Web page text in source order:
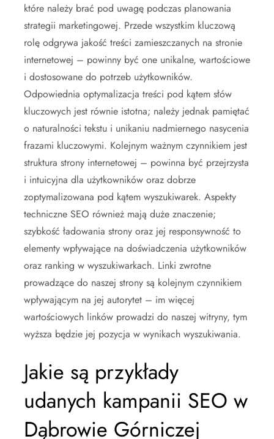
które należy brać pod uwagę podczas planowania
strategii marketingowej. Przede wszystkim kluczową
rolę odgrywa jakość treści zamieszczanych na stronie
internetowej – powinny być one unikalne, wartościowe
i dostosowane do potrzeb użytkowników.
Odpowiednia optymalizacja treści pod kątem słów
kluczowych jest równie istotna; należy jednak pamiętać
o naturalności tekstu i unikaniu nadmiernego nasycenia
frazami kluczowymi. Kolejnym ważnym czynnikiem jest
struktura strony internetowej – powinna być przejrzysta
i intuicyjna dla użytkowników oraz dobrze
zoptymalizowana pod kątem wyszukiwarek. Aspekty
techniczne SEO również mają duże znaczenie;
szybkość ładowania strony oraz jej responsywność to
elementy wpływające na doświadczenia użytkowników
oraz ranking w wyszukiwarkach. Linki zwrotne
prowadzące do naszej strony są kolejnym czynnikiem
wpływającym na jej autorytet – im więcej
wartościowych linków prowadzi do naszej witryny, tym
wyższa będzie jej pozycja w wynikach wyszukiwania.
Jakie są przykłady
udanych kampanii SEO w
Dąbrowie Górniczej